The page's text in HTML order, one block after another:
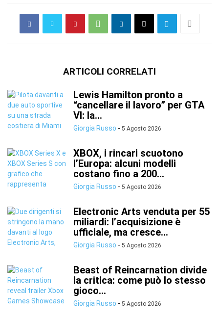
ARTICOLI CORRELATI
Lewis Hamilton pronto a
“cancellare il lavoro” per GTA
VI: la...
Giorgia Russo - 5 Agosto 2026
XBOX, i rincari scuotono
l’Europa: alcuni modelli
costano fino a 200...
Giorgia Russo - 5 Agosto 2026
Electronic Arts venduta per 55
miliardi: l’acquisizione è
ufficiale, ma cresce...
Giorgia Russo - 5 Agosto 2026
Beast of Reincarnation divide
la critica: come può lo stesso
gioco...
Giorgia Russo - 5 Agosto 2026